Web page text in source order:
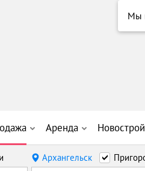
Аренда
Архангельск